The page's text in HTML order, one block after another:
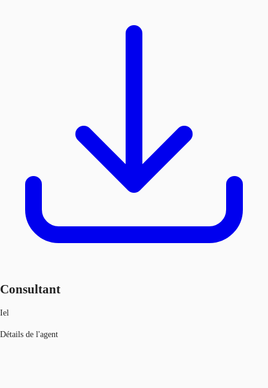
Consultant
Iel
Détails de l'agent